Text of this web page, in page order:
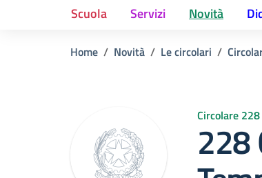
Scuola Servizi Novità
Home Novità Le circolari
Circolare 228
228